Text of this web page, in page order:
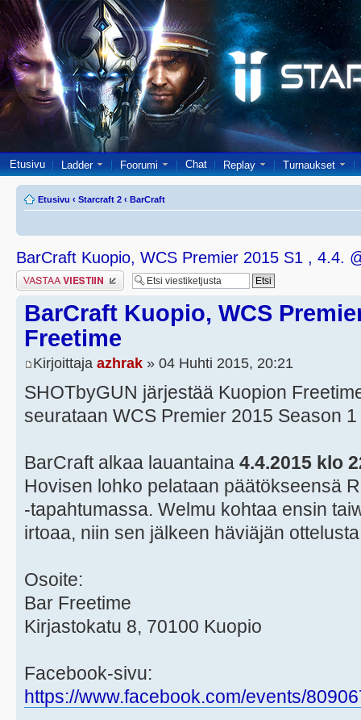
Etusivu Ladder Foorumi Chat Replay Turnaukset
Etusivu ‹ Starcraft 2 ‹ BarCraft
BarCraft Kuopio, WCS Premier 2015 S1 , 4.4.
Lähetä vastaus
BarCraft Kuopio, WCS
Freetime
Kirjoittaja azhrak » 04 Huhti 2015, 20:21
SHOTbyGUN järjestää Kuopion
seurataan WCS Premier 2015 Season
BarCraft alkaa lauantaina 4.4.2015 klo
Hovisen lohko pelataan päätökseensä
-tapahtumassa. Welmu kohtaa ensin
irtoaa, niin sen jälkeen häviäjän
Osoite:
Bar Freetime
Kirjastokatu 8, 70100 Kuopio
Facebook-sivu:
https://www.facebook.com/events/